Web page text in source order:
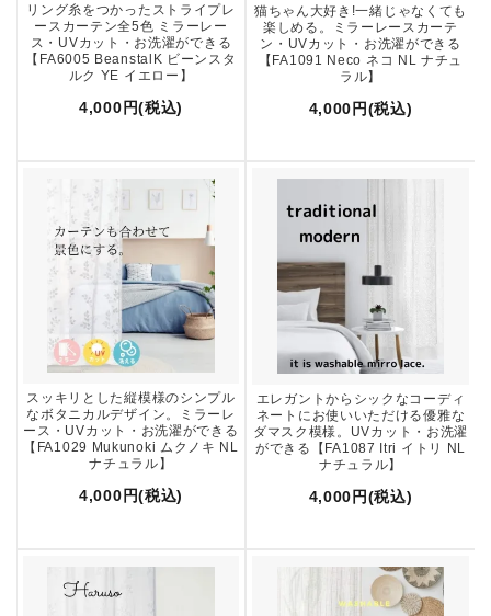
リング糸をつかったストライプレ
ースカーテン全5色 ミラーレー
ス・UVカット・お洗濯ができる
【FA6005 BeanstalK ビーンスタ
ルク YE イエロー】
4,000円(税込)
猫ちゃん大好き!一緒じゃなくても
楽しめる。ミラーレースカーテ
ン・UVカット・お洗濯ができる
【FA1091 Neco ネコ NL ナチュ
ラル】
4,000円(税込)
スッキリとした縦模様のシンプル
なボタニカルデザイン。ミラーレ
ース・UVカット・お洗濯ができる
【FA1029 Mukunoki ムクノキ NL
ナチュラル】
4,000円(税込)
エレガントからシックなコーディ
ネートにお使いいただける優雅な
ダマスク模様。UVカット・お洗濯
ができる【FA1087 Itri イトリ NL
ナチュラル】
4,000円(税込)